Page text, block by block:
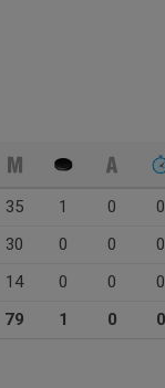
35 1 0 0
30 0 0 0
14 0 0 0
79 1 0 0